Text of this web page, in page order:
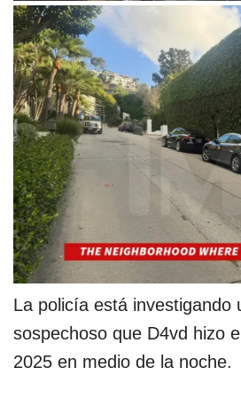
La policía está investigando
sospechoso que D4vd hizo
2025 en medio de la noche.